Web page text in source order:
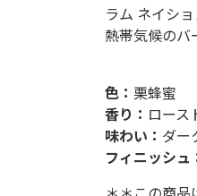
ラム ネイシ
熱帯気候のバ
色： 栗蜂蜜
香り： ロース
味わい： ダー
フィニッシュ